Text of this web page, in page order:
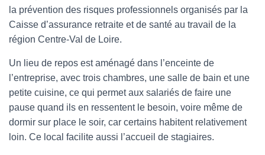
la prévention des risques professionnels organisés par la
Caisse d’assurance retraite et de santé au travail de la
région Centre-Val de Loire.
Un lieu de repos est aménagé dans l’enceinte de
l’entreprise, avec trois chambres, une salle de bain et une
petite cuisine, ce qui permet aux salariés de faire une
pause quand ils en ressentent le besoin, voire même de
dormir sur place le soir, car certains habitent relativement
loin. Ce local facilite aussi l’accueil de stagiaires.